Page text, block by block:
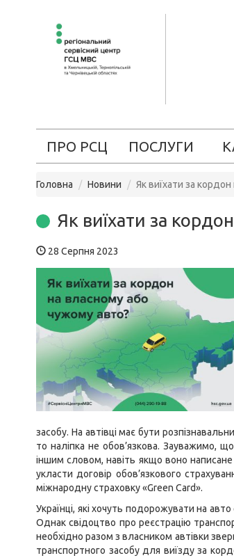
ПРО РСЦ ПОСЛУГИ
Головна Новини Як виїхати за
Як виїхати за
28 Серпня 2023
засобу. На автівці має бути
то наліпка не обов’язкова. Зауважимо,
іншим словом, навіть якщо воно
укласти договір обов’язкового
міжнародну страховку «Green Card».
Українці, які хочуть подорожувати на
Однак свідоцтво про реєстрацію
необхідно разом з власником автівки
транспортного засобу для виїзду за